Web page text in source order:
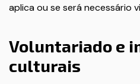
aplica ou se será necessário
Voluntariado e
culturais